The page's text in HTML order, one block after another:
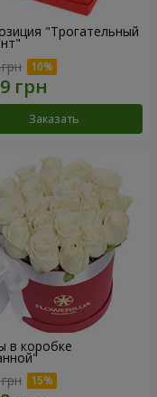
"Трогательный
Заказать
в коробке